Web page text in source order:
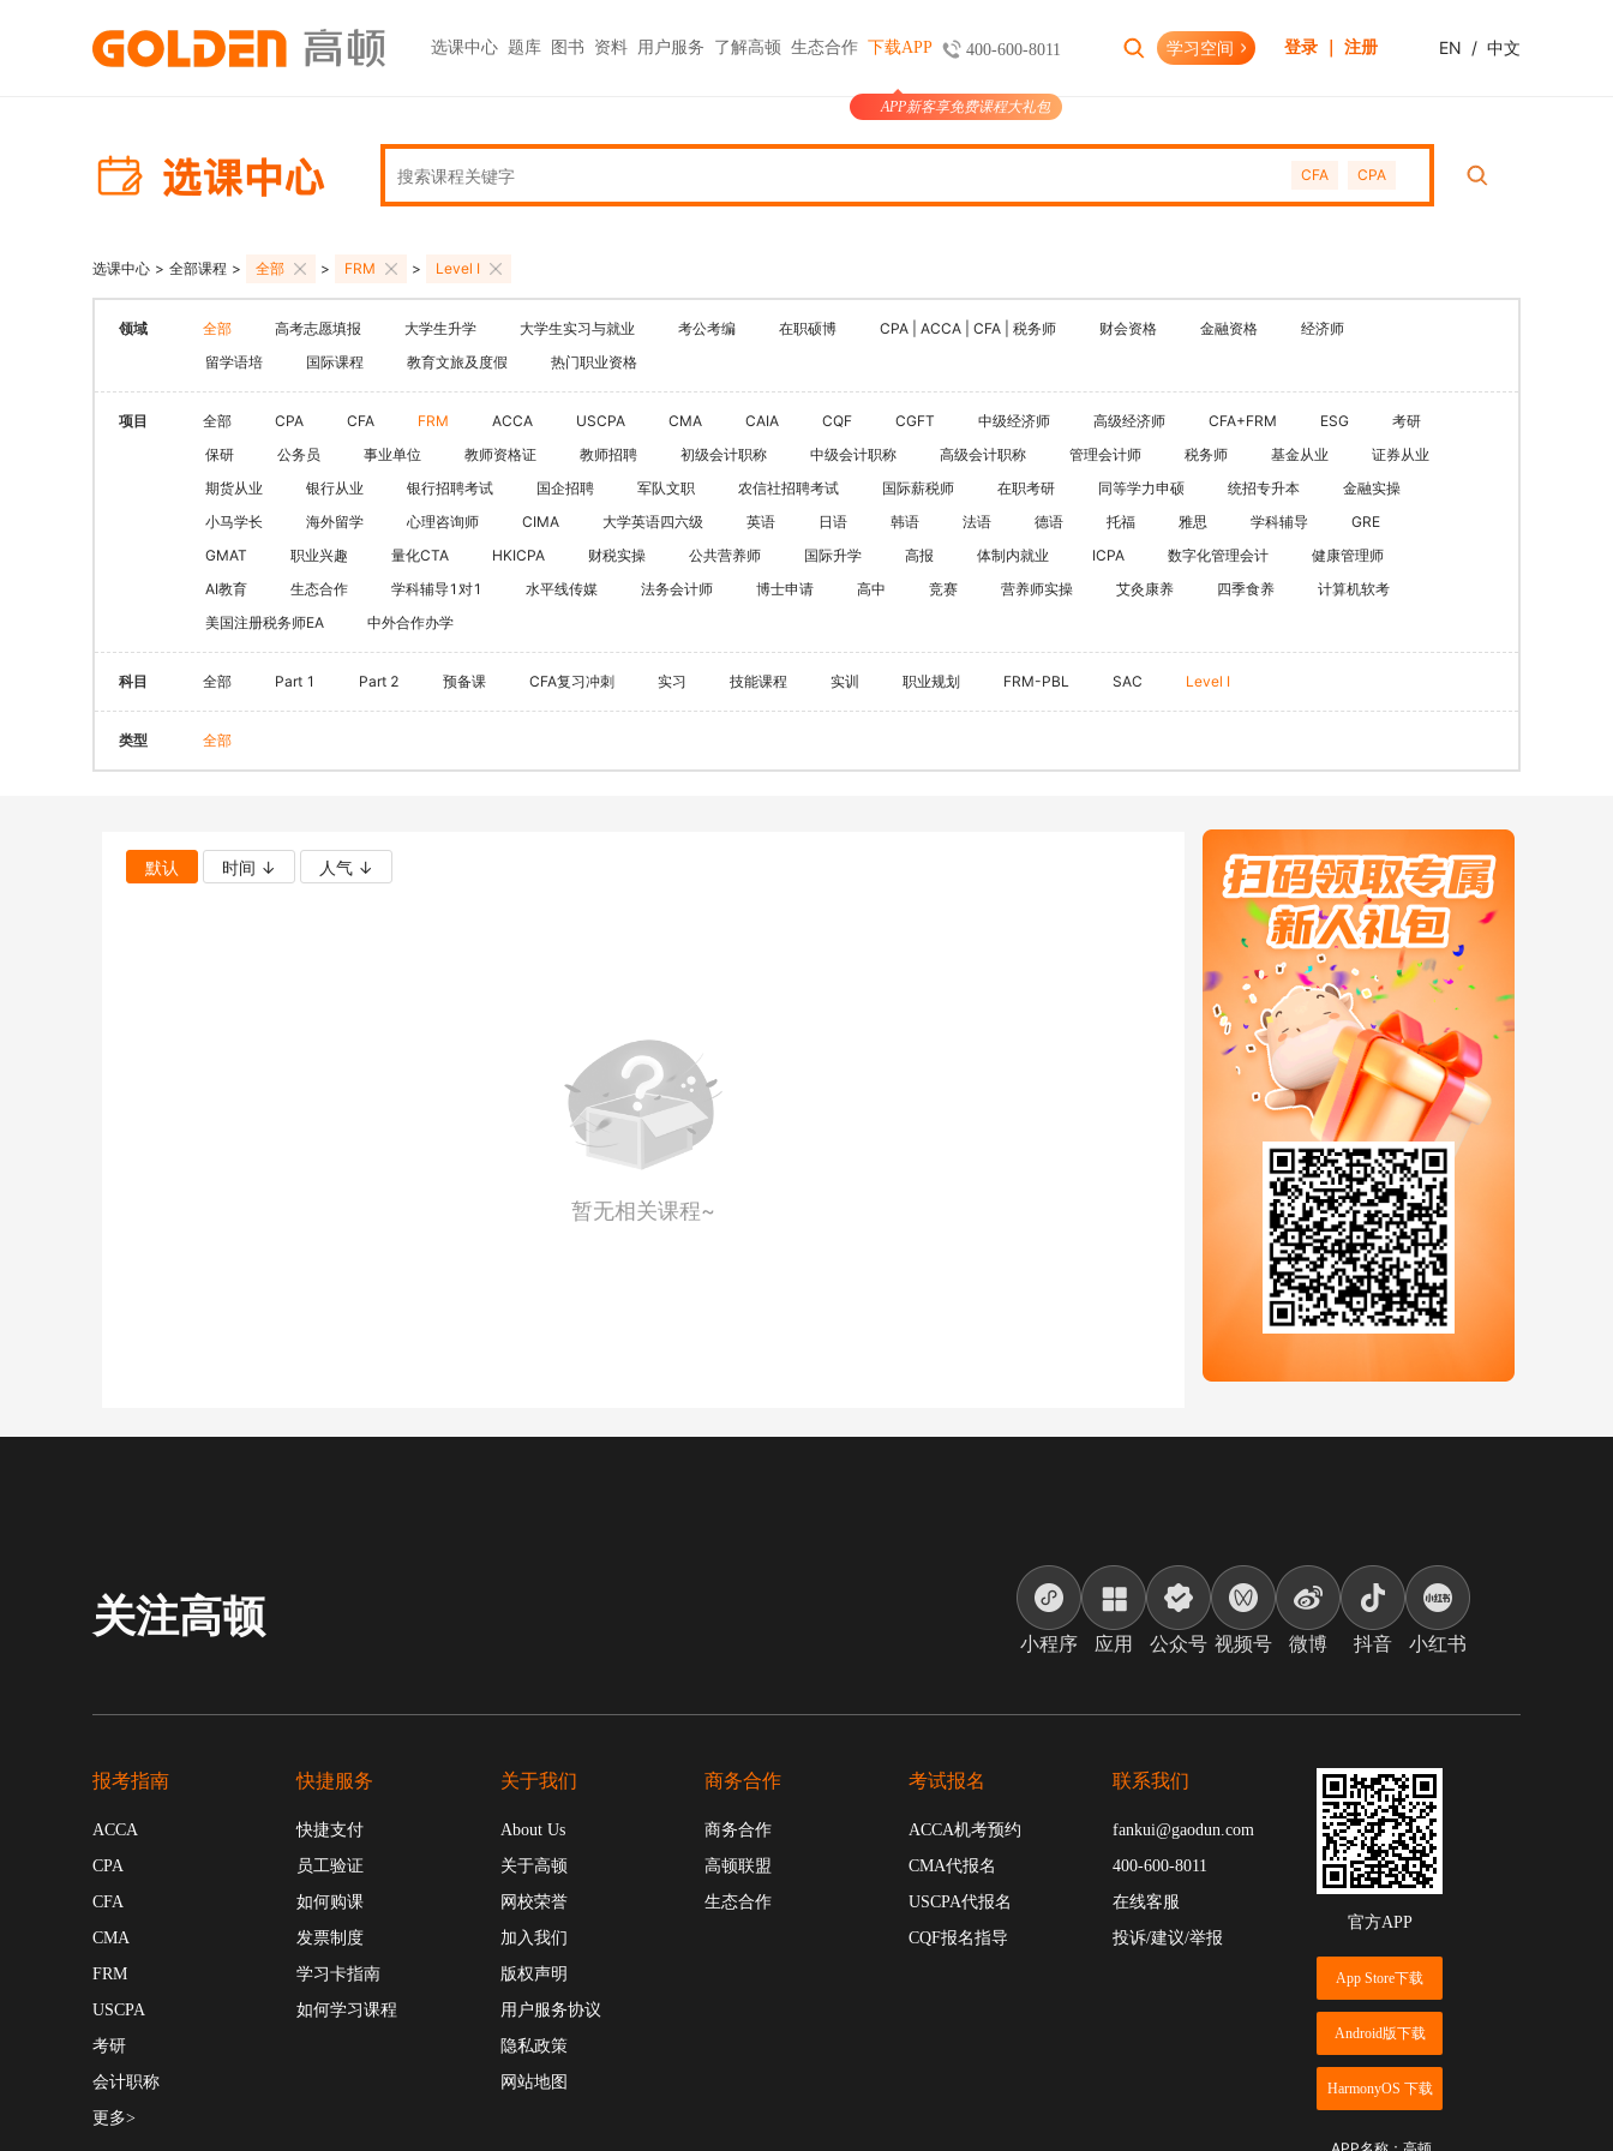
选课中心
金融资格
基金从业
银行从业
CFA+FRM
CQF(国际量化金融证书)
CGFT（特许全球金融科技师）
CAIA(特许另类投资分析师）
金融实操
大学生升学
考研 HOT
大学英语四六级
保研 HOT
热门职业资格
心理咨询师
健康管理师
社会工作师
国际薪税师
大学生实习与就业
小马学长
国际课程
紫藤国际 NEW
CPA | ACCA | CFA | 税务师
CPA
考公考编
公务员 HOT
国企招聘
留学语培
海外留学
财会资格
初级会计职称
CPA(注册会计师)
管理会计师
ACCA HOT
数字化管理会计
同等学力申硕
题库 图书
初级职称
CPA（注册会计师） HOT
税务师
中级经济师
实践与管理
ACCA
CFA
FRM
官方商城
资料 用户服务
ACCA
CFA
CMA
FRM
USCPA
快捷支付
如何购课
网上支付
发票制度
如何学习课程
考试报名
CQF报名指导 考试资讯
了解高顿 生态合作 下载APP
APP新客享免费课程大礼包
400-600-8011 学习空间 登录 ｜ 注册 EN / 中文
CFA CPA
选课中心 > 全部课程 > 全部 > FRM > Level I
领域 全部 高考志愿填报 大学生升学 大学生实习与就业 考公考编 在职硕博 CPA | ACCA | CFA | 税务师 财会资格 金融资格
经济师
留学语培
国际课程 教育文旅及度假 热门职业资格
项目 全部 CPA CFA FRM ACCA USCPA CMA CAIA CQF CGFT 中级经济师 高级经济师 CFA+FRM ESG
考研
保研
公务员 事业单位 教师资格证 教师招聘 初级会计职称 中级会计职称 高级会计职称 管理会计师 税务师 基金从业
证券从业
期货从业
银行从业 银行招聘考试 国企招聘 军队文职 农信社招聘考试 国际薪税师 在职考研 同等学力申硕 统招专升本
金融实操
小马学长
海外留学 心理咨询师 CIMA 大学英语四六级 英语 日语 韩语 法语 德语 托福 雅思 学科辅导
GRE
GMAT
职业兴趣 量化CTA HKICPA 财税实操 公共营养师 国际升学 高报 体制内就业 ICPA 数字化管理会计
健康管理师
AI教育
生态合作 学科辅导1对1 水平线传媒 法务会计师 博士申请 高中 竞赛 营养师实操 艾灸康养 四季食养
计算机软考
美国注册税务师EA
中外合作办学
科目 全部 Part 1 Part 2 预备课 CFA复习冲刺 实习 技能课程 实训 职业规划 FRM-PBL SAC Level I
类型 全部
默认 时间 ↓ 人气 ↓
暂无相关课程~
关注高顿
小程序 应用 公众号 视频号 微博 抖音 小红书
报考指南
ACCA
CPA
CFA
CMA
FRM
USCPA
考研
会计职称
更多>
快捷服务
快捷支付
员工验证
如何购课
发票制度
学习卡指南
如何学习课程
关于我们
About Us
关于高顿
网校荣誉
加入我们
版权声明
用户服务协议
隐私政策
网站地图
商务合作
商务合作
高顿联盟
生态合作
考试报名
ACCA机考预约
CMA代报名
USCPA代报名
CQF报名指导
联系我们
fankui@gaodun.com
400-600-8011
在线客服
投诉/建议/举报
官方APP
App Store下载
Android版下载
HarmonyOS 下载